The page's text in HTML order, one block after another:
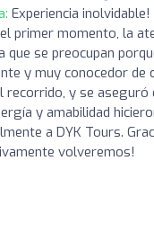
Experiencia
primer momento, la
que se preocupan
y muy conocedor
y se
y amabilidad
a DYK Tours.
volveremos!